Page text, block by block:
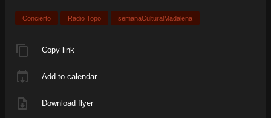
Concierto Radio Topo semanaCulturalMadalena
Copy link
Add to calendar
Download flyer